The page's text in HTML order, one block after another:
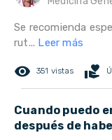
Se recomienda
rut... Leer más
remove_red_eye 351 vistas volunteer_activism
Cuando puedo
después de